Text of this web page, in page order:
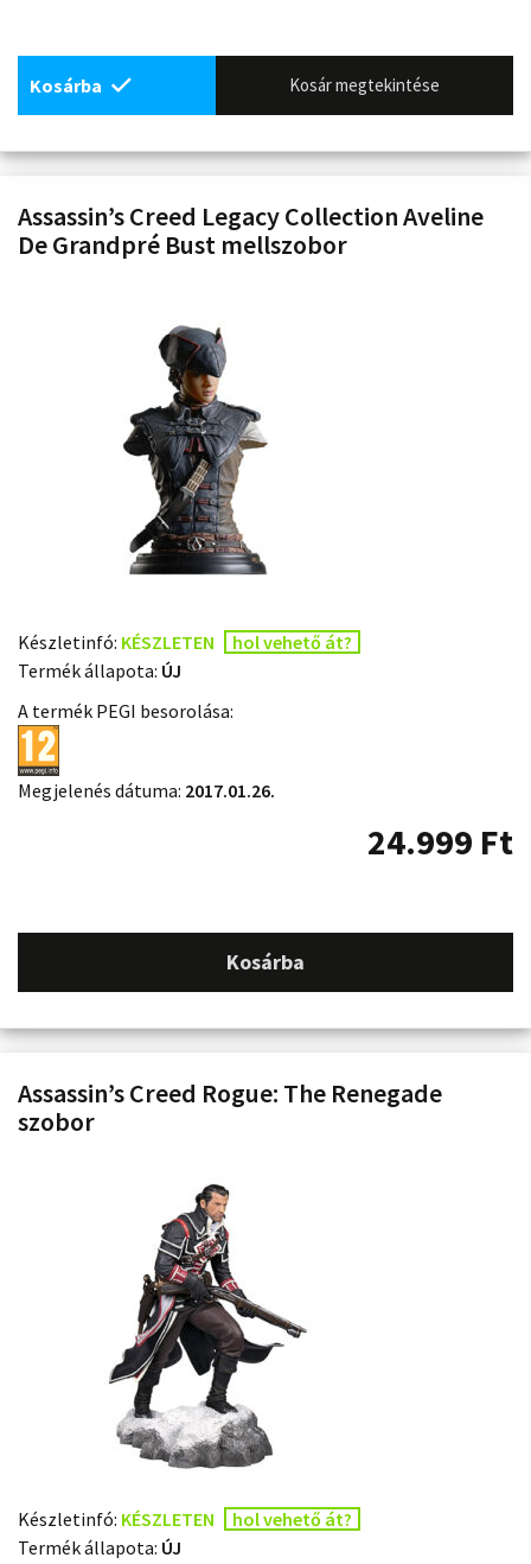
Kosárba Kosár megtekintése
Assassin’s Creed Legacy Collection Aveline
De Grandpré Bust mellszobor
Készletinfó: KÉSZLETEN
hol vehető át?
Termék állapota: ÚJ
A termék PEGI besorolása:
Megjelenés dátuma: 2017.01.26.
24.999 Ft
Kosárba
Assassin’s Creed Rogue: The Renegade
szobor
Készletinfó: KÉSZLETEN
hol vehető át?
Termék állapota: ÚJ